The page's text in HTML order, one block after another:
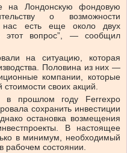
на Лондонскую фондовую
о возможности
нас есть еще около двух
этот вопрос”, — сообщил
на ситуацию, которая
Половина из них —
компании, которые
своих акций.
в прошлом году Ferrexpo
сохранить инвестиции
остановка возмещения
В настоящее
в минимум, необходимый
рабочем состоянии.